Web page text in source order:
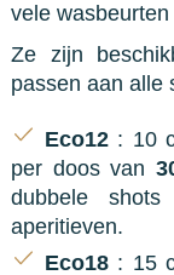
vele
Ze zijn
passen aan alle
Eco12 : 10
per doos van
dubbele
aperitieven.
Eco18 : 15